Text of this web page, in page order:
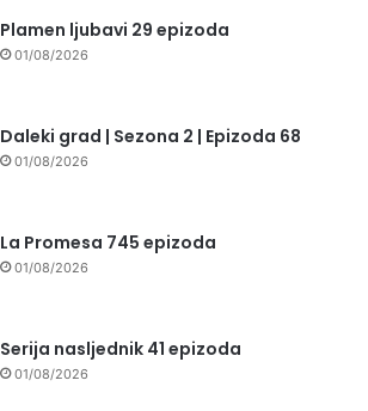
Plamen ljubavi 29 epizoda
01/08/2026
Daleki grad | Sezona 2 | Epizoda 68
01/08/2026
La Promesa 745 epizoda
01/08/2026
Serija nasljednik 41 epizoda
01/08/2026